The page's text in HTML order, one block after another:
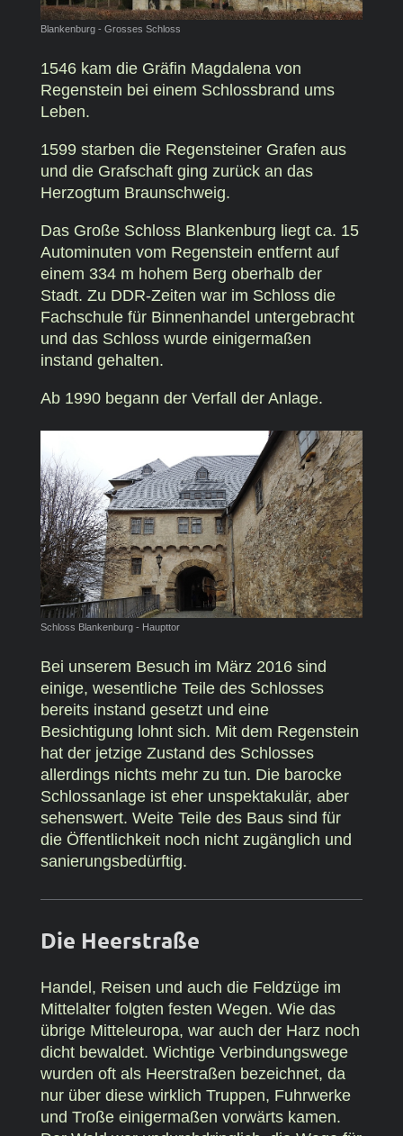
Blankenburg - Grosses Schloss
1546 kam die Gräfin Magdalena von
Regenstein bei einem Schlossbrand ums
Leben.
1599 starben die Regensteiner Grafen aus
und die Grafschaft ging zurück an das
Herzogtum Braunschweig.
Das Große Schloss Blankenburg liegt ca. 15
Autominuten vom Regenstein entfernt auf
einem 334 m hohem Berg oberhalb der
Stadt. Zu DDR-Zeiten war im Schloss die
Fachschule für Binnenhandel untergebracht
und das Schloss wurde einigermaßen
instand gehalten.
Ab 1990 begann der Verfall der Anlage.
Schloss Blankenburg - Haupttor
Bei unserem Besuch im März 2016 sind
einige, wesentliche Teile des Schlosses
bereits instand gesetzt und eine
Besichtigung lohnt sich. Mit dem Regenstein
hat der jetzige Zustand des Schlosses
allerdings nichts mehr zu tun. Die barocke
Schlossanlage ist eher unspektakulär, aber
sehenswert. Weite Teile des Baus sind für
die Öffentlichkeit noch nicht zugänglich und
sanierungsbedürftig.
Die Heerstraße
Handel, Reisen und auch die Feldzüge im
Mittelalter folgten festen Wegen. Wie das
übrige Mitteleuropa, war auch der Harz noch
dicht bewaldet. Wichtige Verbindungswege
wurden oft als Heerstraßen bezeichnet, da
nur über diese wirklich Truppen, Fuhrwerke
und Troße einigermaßen vorwärts kamen.